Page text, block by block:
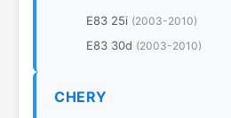
E83 25i (2003-2010)
E83 30d (2003-2010)
CHERY